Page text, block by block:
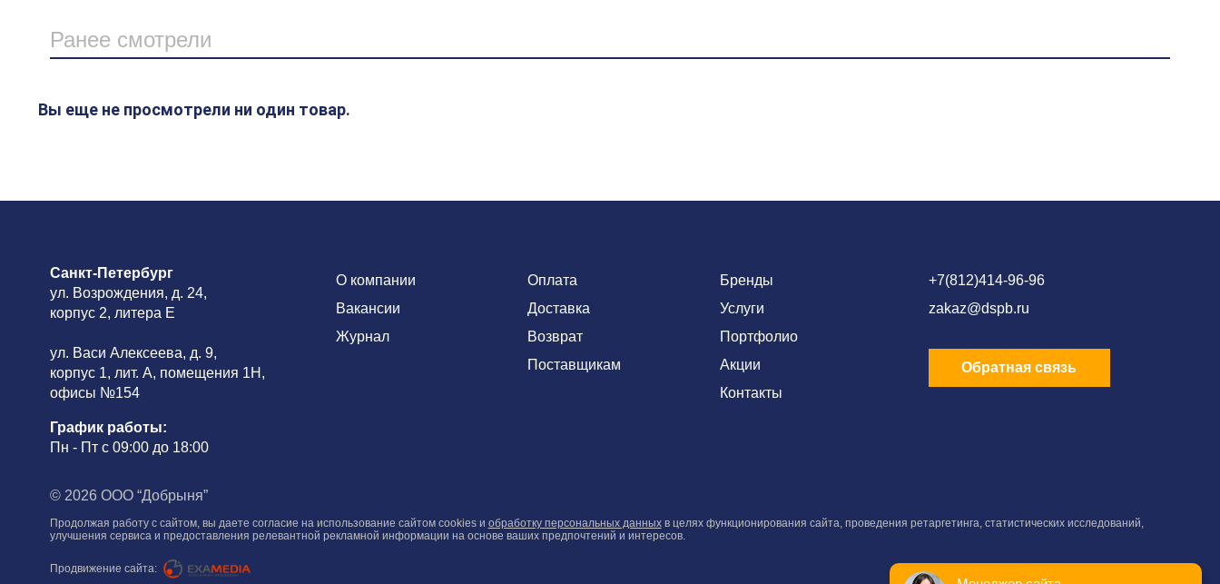
Ранее смотрели
Вы еще не просмотрели ни один товар.
Санкт-Петербург
ул. Возрождения, д. 24,
корпус 2, литера Е
ул. Васи Алексеева, д. 9,
корпус 1, лит. А, помещения 1H,
офисы №154
График работы:
Пн - Пт с 09:00 до 18:00
О компании
Вакансии
Журнал
Оплата
Доставка
Возврат
Поставщикам
Бренды
Услуги
Портфолио
Акции
Контакты
+7(812)414-96-96
zakaz@dspb.ru
Обратная связь
© 2026 ООО “Добрыня”
Продолжая работу с сайтом, вы даете согласие на использование сайтом cookies и обработку персональных данныхв целях функционирования сайта, проведения ретаргетинга, статистических исследований,
улучшения сервиса и предоставления релевантной рекламной информации на основе ваших предпочтений и интересов.
Продвижение сайта: